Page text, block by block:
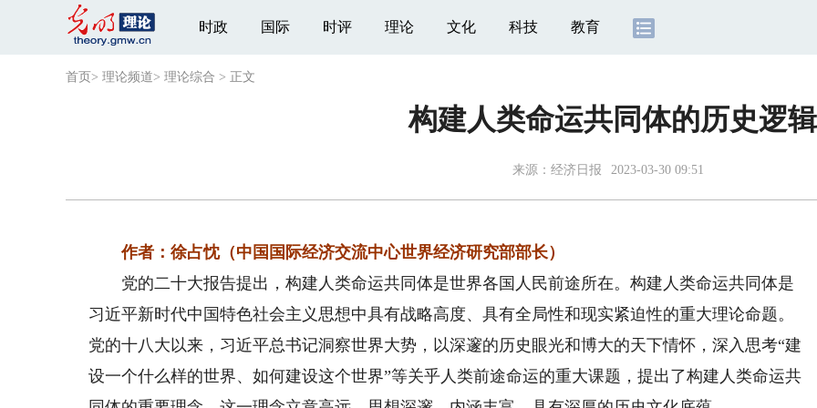
时政 国际 时评 理论 文化 科技 教育
首页 > 理论频道> 理论综合 > 正文
构建人类命运共同体的历史逻辑
来源： 经济日报 2023-03-30 09:51
作者：徐占忱（中国国际经济交流中心世界经济研究部部长）
党的二十大报告提出，构建人类命运共同体是世界各国人民前途所在。构建人类命运共同体是
习近平新时代中国特色社会主义思想中具有战略高度、具有全局性和现实紧迫性的重大理论命题。
党的十八大以来，习近平总书记洞察世界大势，以深邃的历史眼光和博大的天下情怀，深入思考“建
设一个什么样的世界、如何建设这个世界”等关乎人类前途命运的重大课题，提出了构建人类命运共